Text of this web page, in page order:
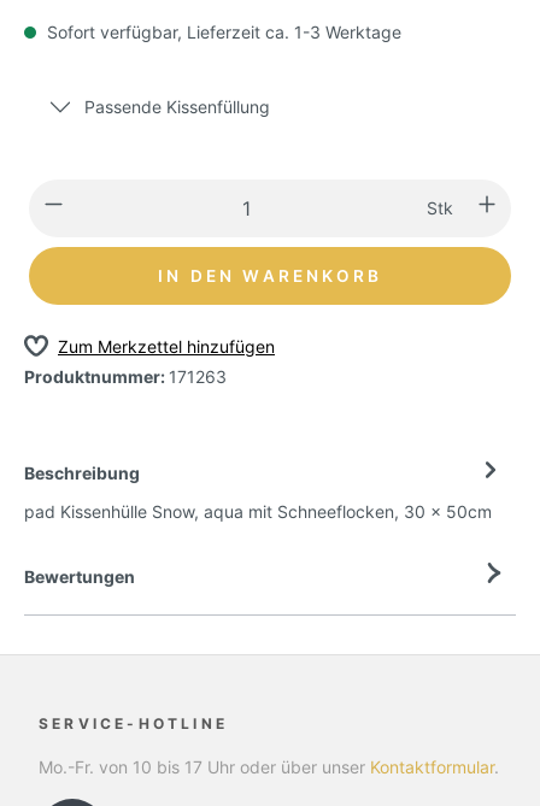
Sofort verfügbar, Lieferzeit ca. 1-3 Werktage
Passende Kissenfüllung
Stk
IN DEN WARENKORB
Zum Merkzettel hinzufügen
Produktnummer: 171263
Beschreibung
pad Kissenhülle Snow, aqua mit Schneeflocken, 30 x 50cm
Bewertungen
SERVICE-HOTLINE
Mo.-Fr. von 10 bis 17 Uhr oder über unser Kontaktformular.